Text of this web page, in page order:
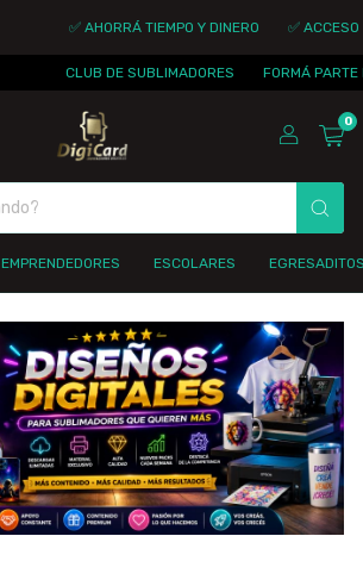
✅ AHORRÁ TIEMPO Y DINERO ✅ ACCESO
CLUB DE SUBLIMADORES FORMÁ PARTE DE LA
0
EMPRENDEDORES ESCOLARES